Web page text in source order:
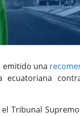
emitido una
ecuatoriana
Tribunal